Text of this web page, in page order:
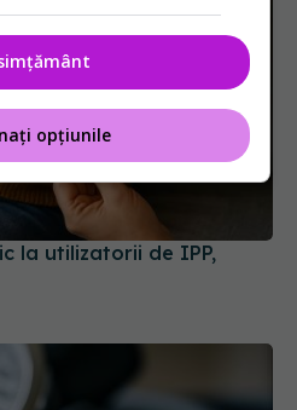
la utilizatorii de IPP,
opțiunile